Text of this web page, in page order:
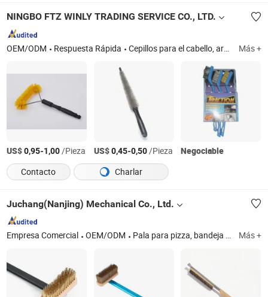
NINGBO FTZ WINLY TRADING SERVICE CO., LTD.
OEM/ODM Respuesta Rápida Cepillos para el cabello, artículos de cuidado personal, artículos de cosmética, toallitas húmedas, cepillos para ruedas de coche, productos de protección desechables, espejos compactos, almohadillas de hisopos de algodón, cepillos de limpieza, herramientas de belleza para el cabello Más +
US$0,95-1,00/Pieza US$0,45-0,50/Pieza
Negociable
Contacto
Charlar
Juchang(Nanjing) Mechanical Co., Ltd.
Empresa Comercial OEM/ODM Pala para pizza, bandeja para pizza, molde para pastel, cortador de pizza Más +